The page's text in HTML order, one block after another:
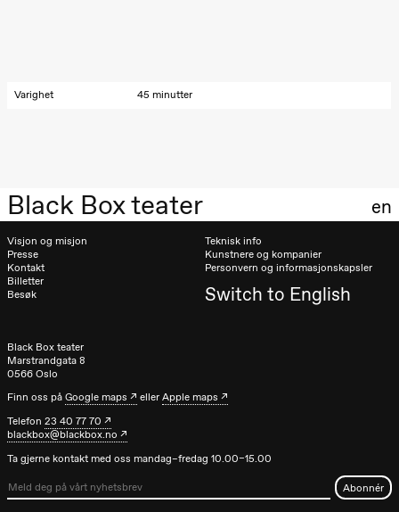
19.00
Animeopera
av Yuri
Umemoto
Store scene
Fredag 18. september
Kjersti Alm
Eriksen
Hi sida
(Black Box
Kjersti Alm
Black Box teater en
Varighet 45 minutter
Visjon og misjon
Presse
Kontakt
Billetter
Besøk
Teknisk info
Kunstnere og kompanier
Personvern og informasjonskapsler
Switch to English
Black Box teater
Marstrandgata 8
0566 Oslo
Finn oss påGoogle maps ellerApple maps
Telefon23 40 77 70
blackbox@blackbox.no
Ta gjerne kontakt med oss mandag–fredag 10.00–15.00